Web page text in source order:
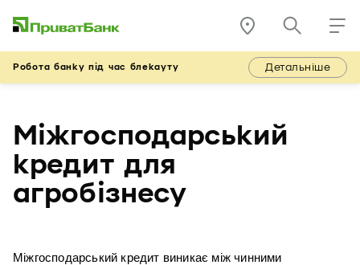
Робота банку під час блекауту Детальніше
Міжгосподарський
кредит для
агробізнесу
Міжгосподарський кредит виникає між чинними